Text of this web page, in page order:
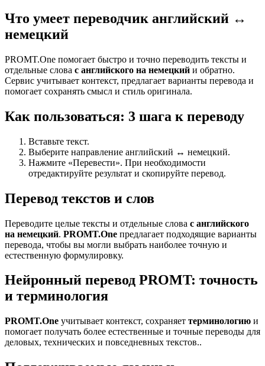
Что умеет переводчик английский ↔
немецкий
PROMT.One помогает быстро и точно переводить тексты и
отдельные слова с английского на немецкий и обратно.
Сервис учитывает контекст, предлагает варианты перевода и
помогает сохранять смысл и стиль оригинала.
Как пользоваться: 3 шага к переводу
Вставьте текст.
Выберите направление английский ↔ немецкий.
Нажмите «Перевести». При необходимости
отредактируйте результат и скопируйте перевод.
Перевод текстов и слов
Переводите целые тексты и отдельные слова с английского
на немецкий. PROMT.One предлагает подходящие варианты
перевода, чтобы вы могли выбрать наиболее точную и
естественную формулировку.
Нейронный перевод PROMT: точность
и терминология
PROMT.One учитывает контекст, сохраняет терминологию и
помогает получать более естественные и точные переводы для
деловых, технических и повседневных текстов..